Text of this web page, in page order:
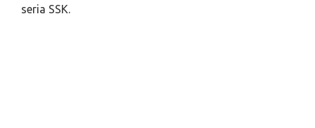
seria SSK.